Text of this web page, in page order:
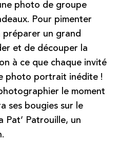
photo de groupe
Pour pimenter
préparer un grand
et de découper la
à ce que chaque invité
photo portrait inédite !
le moment
ses bougies sur le
Pat’ Patrouille, un